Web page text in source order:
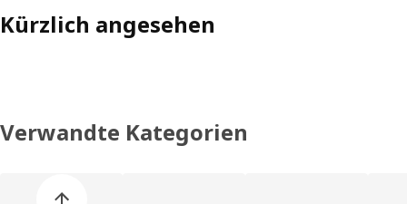
Kürzlich angesehen
Verwandte Kategorien